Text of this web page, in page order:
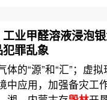
业甲醛溶液浸泡
罪乱象
体的“源”和“汇”；虚
中应用，加强备灾工